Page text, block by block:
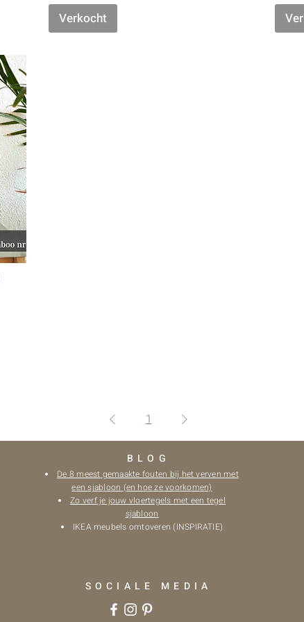
Verkocht
1
BLOG
De 8 meest gemaakte fouten bij het verven met
een sjabloon (en hoe ze voorkomen)
Zo verf je jouw vloertegels met een tegel
sjabloon
IKEA meubels omtoveren (INSPIRATIE)
SOCIALE MEDIA